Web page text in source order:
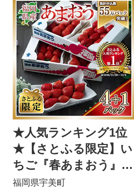
★人気ランキング1位
★【さとふる限定】い
ちご『春あまおう』5
パック(1.2kg以上)【先
福岡県宇美町